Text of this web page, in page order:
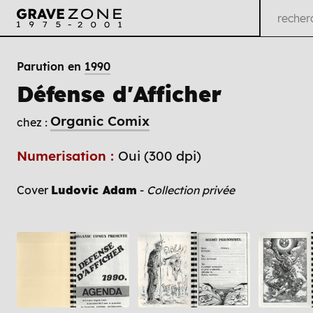
Parution en 1990
Défense d'Afficher
chez : Organic Comix
Numerisation : Oui (300 dpi)
Cover Ludovic Adam - Collection privée